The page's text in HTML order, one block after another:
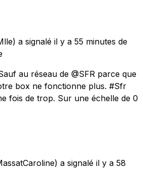
a signalé il y a 55 minutes de
au réseau de @SFR parce que
box ne fonctionne plus. #Sfr
fois de trop. Sur une échelle de 0
a signalé il y a 58